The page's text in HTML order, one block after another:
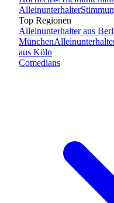
Alleinunterhalter
Top Regionen
Alleinunterhalteraus
München
aus Köln
Comedians